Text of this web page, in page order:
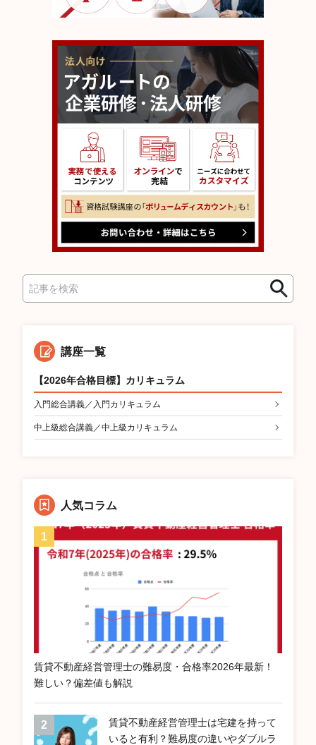
索
検
講座一覧
【2026年合格目標】カリキュラム
入門総合講義／入門カリキュラム
中上級総合講義／中上級カリキュラム
人気コラム
賃貸不動産経営管理士の難易度・合格率2026年最新！
難しい？偏差値も解説
賃貸不動産経営管理士は宅建を持って
いると有利？難易度の違いやダブルラ